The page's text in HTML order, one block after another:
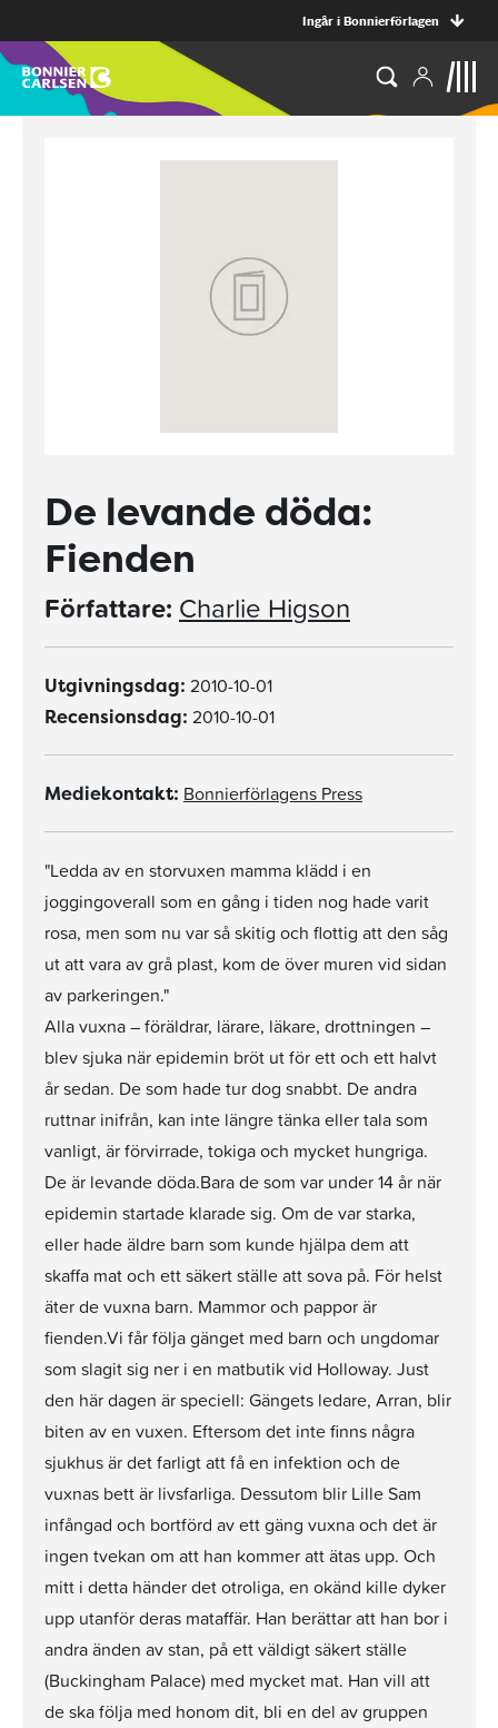
Ingår i Bonnierförlagen
De levande döda:
Fienden
Författare: Charlie Higson
Utgivningsdag: 2010-10-01
Recensionsdag: 2010-10-01
Mediekontakt: Bonnierförlagens Press
"Ledda av en storvuxen mamma klädd i en
joggingoverall som en gång i tiden nog hade varit
rosa, men som nu var så skitig och flottig att den såg
ut att vara av grå plast, kom de över muren vid sidan
av parkeringen."
Alla vuxna – föräldrar, lärare, läkare, drottningen –
blev sjuka när epidemin bröt ut för ett och ett halvt
år sedan. De som hade tur dog snabbt. De andra
ruttnar inifrån, kan inte längre tänka eller tala som
vanligt, är förvirrade, tokiga och mycket hungriga.
De är levande döda.Bara de som var under 14 år när
epidemin startade klarade sig. Om de var starka,
eller hade äldre barn som kunde hjälpa dem att
skaffa mat och ett säkert ställe att sova på. För helst
äter de vuxna barn. Mammor och pappor är
fienden.Vi får följa gänget med barn och ungdomar
som slagit sig ner i en matbutik vid Holloway. Just
den här dagen är speciell: Gängets ledare, Arran, blir
biten av en vuxen. Eftersom det inte finns några
sjukhus är det farligt att få en infektion och de
vuxnas bett är livsfarliga. Dessutom blir Lille Sam
infångad och bortförd av ett gäng vuxna och det är
ingen tvekan om att han kommer att ätas upp. Och
mitt i detta händer det otroliga, en okänd kille dyker
upp utanför deras mataffär. Han berättar att han bor i
andra änden av stan, på ett väldigt säkert ställe
(Buckingham Palace) med mycket mat. Han vill att
de ska följa med honom dit, bli en del av gruppen